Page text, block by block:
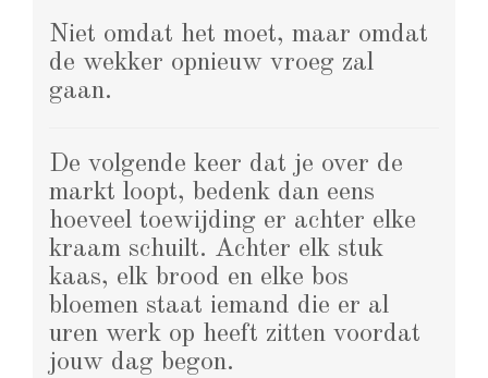
Niet omdat het moet, maar omdat
de wekker opnieuw vroeg zal
gaan.
De volgende keer dat je over de
markt loopt, bedenk dan eens
hoeveel toewijding er achter elke
kraam schuilt. Achter elk stuk
kaas, elk brood en elke bos
bloemen staat iemand die er al
uren werk op heeft zitten voordat
jouw dag begon.